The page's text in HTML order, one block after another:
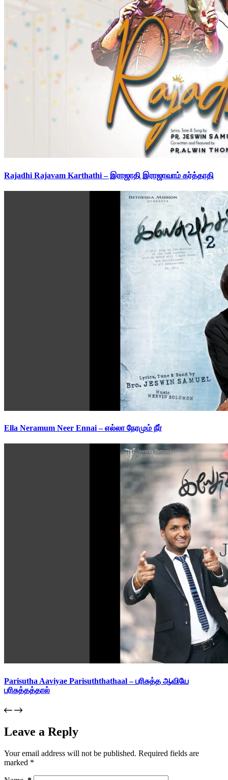
Rajadhi Rajavam Karthathi – இராஜாதி இராஜாவாம் கர்த்தாதி
Ella Neramum Neer Ennai – எல்லா நேரமும் நீர்
Parisutha Aaviyae Parisuththathaal – பரிசுத்த ஆவியே
பரிசுத்தத்தால்
Leave a Reply
Your email address will not be published. Required fields are
marked *